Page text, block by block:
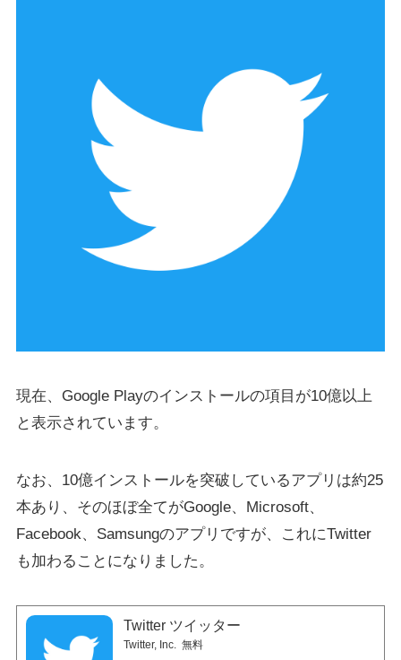
現在、Google Playのインストールの項目が10億以上
と表示されています。
なお、10億インストールを突破しているアプリは約25
本あり、そのほぼ全てがGoogle、Microsoft、
Facebook、Samsungのアプリですが、これにTwitter
も加わることになりました。
Twitter ツイッター
Twitter, Inc. 無料